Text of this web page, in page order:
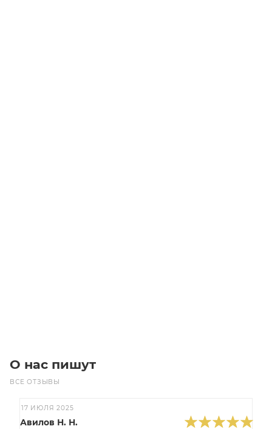
О нас пишут
ВСЕ ОТЗЫВЫ
17 ИЮЛЯ 2025
Авилов Н. Н.